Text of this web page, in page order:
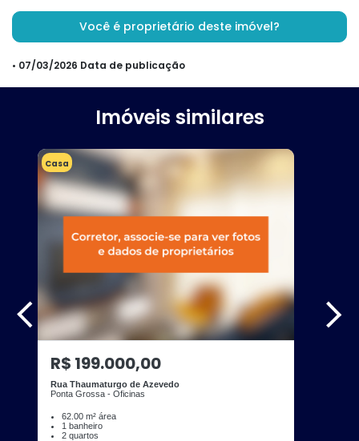
Você é proprietário deste imóvel?
• 07/03/2026 Data de publicação
Imóveis similares
Casa
R$ 199.000,00
Rua Thaumaturgo de Azevedo
Ponta Grossa - Oficinas
62.00 m² área
1 banheiro
2 quartos